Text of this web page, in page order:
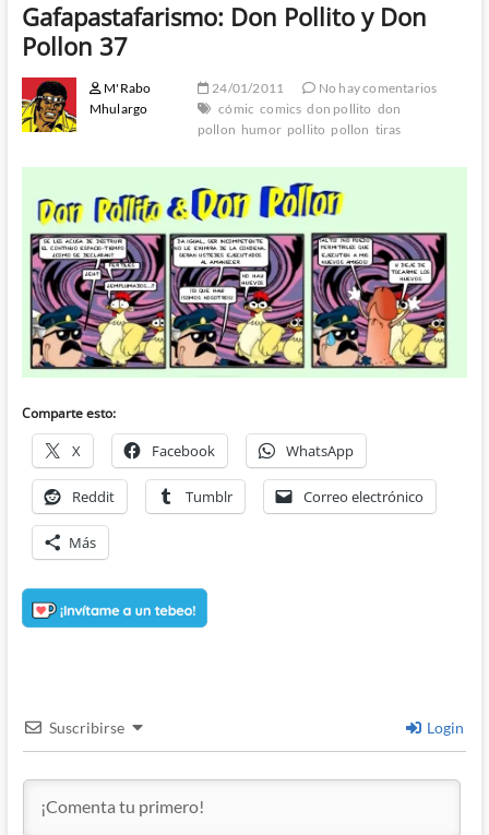
Gafapastafarismo: Don Pollito y Don
Pollon 37
M'Rabo
Mhulargo
24/01/2011
No hay comentarios
cómic comics don pollito don
pollon humor pollito pollon tiras
Comparte esto:
X Facebook WhatsApp
Reddit Tumblr Correo electrónico
Más
Suscribirse Login